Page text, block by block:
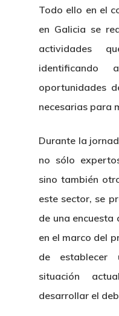
Todo ello en el
en Galicia se
actividades
identificando
oportunidades
necesarias para
Durante la
no sólo
sino también
este sector, se
de una encuesta
en el marco del
de establecer
situación
desarrollar el